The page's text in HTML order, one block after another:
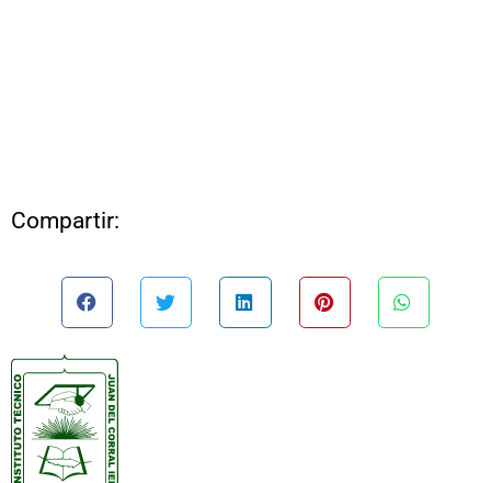
Compartir: